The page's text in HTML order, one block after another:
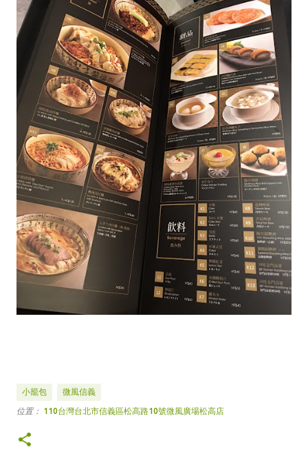
小籠包 微風信義
位置： 110台灣台北市信義區松高路10號微風廣場松高店